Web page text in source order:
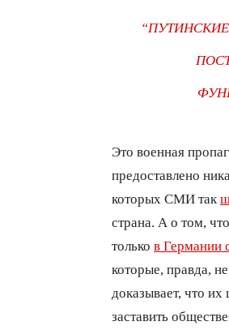
Это военная
предоставлено
которых СМИ так
страна. А о том,
только в Германии
которые, правда,
доказывает, что
заставить